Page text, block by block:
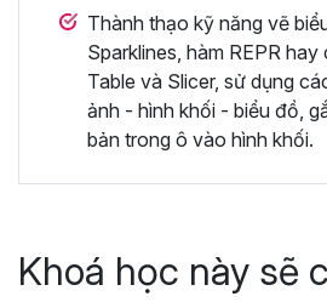
Thành thạo kỹ năng vẽ
Sparklines, hàm REPR
Table và Slicer, sử dụng
ảnh - hình khối - biểu đồ,
bản trong ô vào hình khối.
Khoá học này sẽ